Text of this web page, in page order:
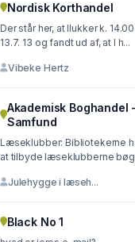
Nordisk Korthandel
Der står her, at Ilukker k.
13.7. 13 og fandt ud af, at I h...
Vibeke Hertz
Akademisk Boghandel
Samfund
Læseklubber: Bibliotekerne
at tilbyde læseklubberne
Julehygge i læseh...
Black No 1